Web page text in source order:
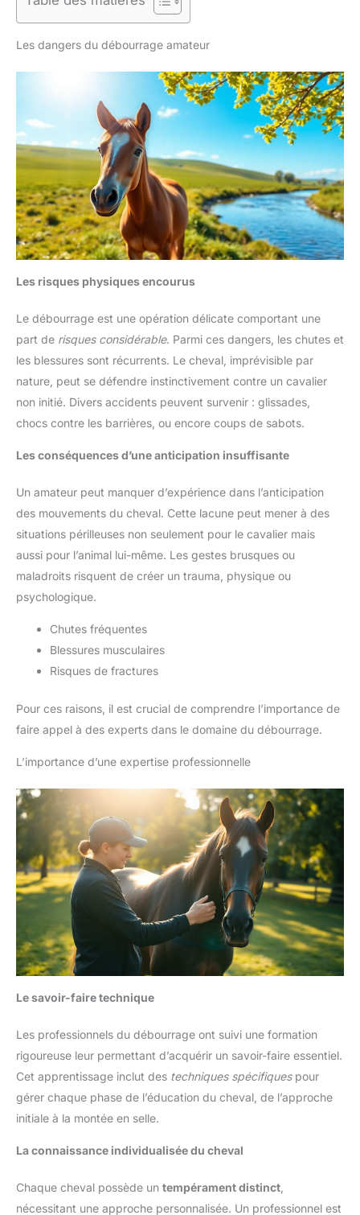
Les dangers du débourrage amateur
Les risques physiques encourus
Le débourrage est une opération délicate comportant une
part de risques considérable. Parmi ces dangers, les chutes et
les blessures sont récurrents. Le cheval, imprévisible par
nature, peut se défendre instinctivement contre un cavalier
non initié. Divers accidents peuvent survenir : glissades,
chocs contre les barrières, ou encore coups de sabots.
Les conséquences d’une anticipation insuffisante
Un amateur peut manquer d’expérience dans l’anticipation
des mouvements du cheval. Cette lacune peut mener à des
situations périlleuses non seulement pour le cavalier mais
aussi pour l’animal lui-même. Les gestes brusques ou
maladroits risquent de créer un trauma, physique ou
psychologique.
Chutes fréquentes
Blessures musculaires
Risques de fractures
Pour ces raisons, il est crucial de comprendre l’importance de
faire appel à des experts dans le domaine du débourrage.
L’importance d’une expertise professionnelle
Le savoir-faire technique
Les professionnels du débourrage ont suivi une formation
rigoureuse leur permettant d’acquérir un savoir-faire essentiel.
Cet apprentissage inclut des techniques spécifiquespour
gérer chaque phase de l’éducation du cheval, de l’approche
initiale à la montée en selle.
La connaissance individualisée du cheval
Chaque cheval possède un tempérament distinct
nécessitant une approche personnalisée. Un professionnel est